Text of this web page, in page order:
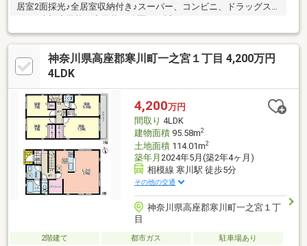
居室2面採光♪全居室収納付き♪スーパー、コンビニ、ドラッグス
神奈川県高座郡寒川町一之宮１丁目 4,200万円
4LDK
4,200万円
間取り 4LDK
建物面積95.58m2
土地面積114.01m2
築年月 2024年5月(築2年4ヶ月)
相模線 寒川駅 徒歩5分
その他の交通
神奈川県高座郡寒川町一之宮１丁
目
2階建て 都市ガス
駐車場あり